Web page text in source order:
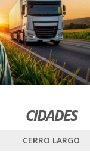
CIDADES
CERRO LARGO